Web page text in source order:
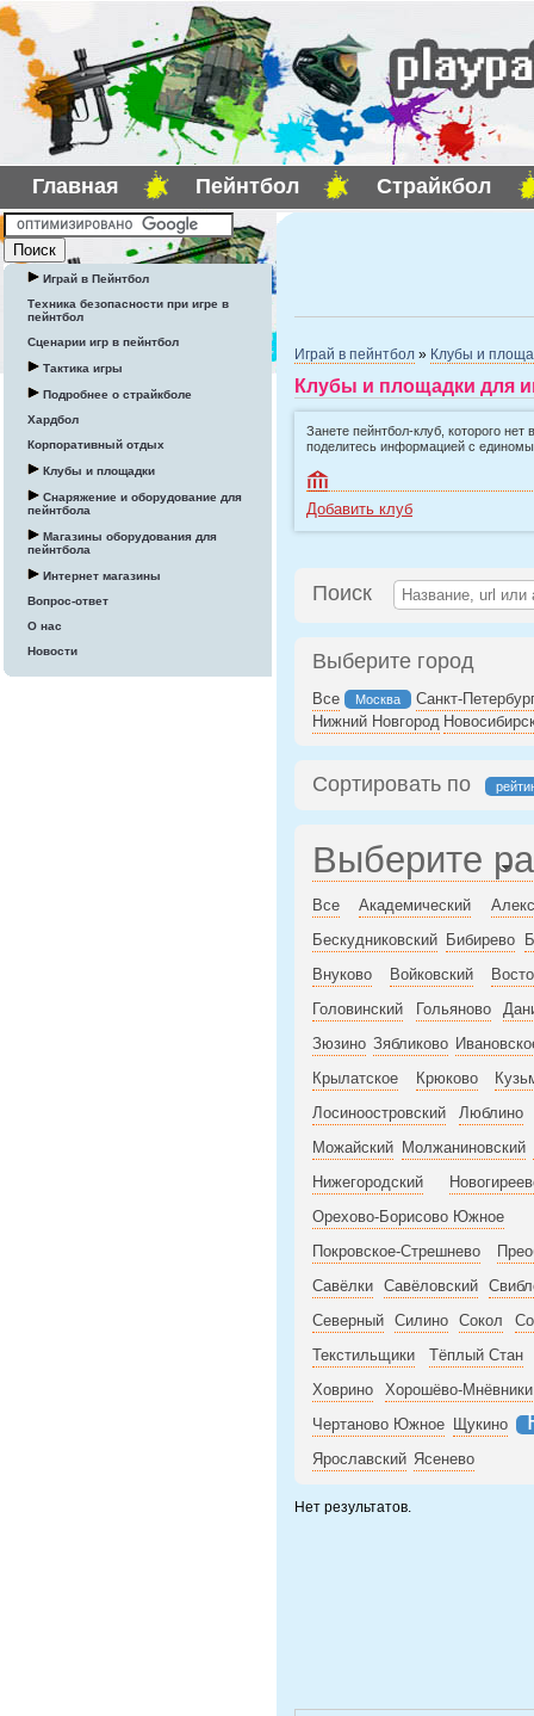
Главная Пейнтбол Страйкбол
Играй в Пейнтбол
Техника безопасности при игре в
пейнтбол
Сценарии игр в пейнтбол
Тактика игры
Подробнее о страйкболе
Хардбол
Корпоративный отдых
Клубы и площадки
Снаряжение и оборудование для
пейнтбола
Магазины оборудования для
пейнтбола
Интернет магазины
Вопрос-ответ
О нас
Новости
Играй в пейнтбол » Клубы и
Клубы и площадки для
Занете пейнтбол-клуб, которого
поделитесь информацией с
Добавить клуб
Поиск
Выберите город
Все Москва
Санкт-
Нижний Новгород
Сортировать по
Выберите
Все Академический
Бескудниковский Бибирево
Внуково
Войковский
Головинский
Гольяново
Зюзино Зябликово
Крылатское
Крюково
Лосиноостровский
Люблино
Можайский Молжаниновский
Нижегородский
Орехово-Борисово Южное
Покровское-Стрешнево
Савёлки Савёловский
Северный
Силино Сокол
Текстильщики
Тёплый Стан
Ховрино
Хорошёво-Мнёвники
Чертаново Южное
Щукино
Ярославский Ясенево
Нет результатов.